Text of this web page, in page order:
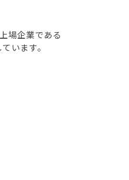
場企業である
います。